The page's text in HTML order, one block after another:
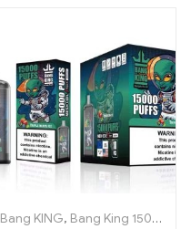
,
Bang KING, Bang King 15000 Puffs